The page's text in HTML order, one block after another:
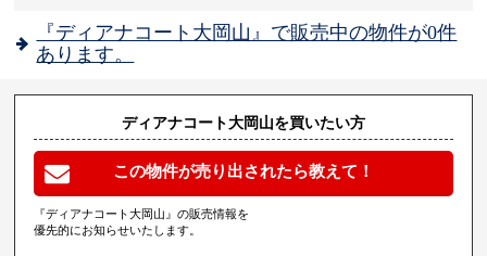
『ディアナコート大岡山』で販売中の物件が0件
あります。
ディアナコート大岡山を買いたい方
この物件が売り出されたら教えて！
『ディアナコート大岡山』の販売情報を
優先的にお知らせいたします。